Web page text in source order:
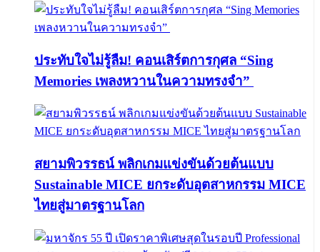
ประทับใจไม่รู้ลืม! คอนเสิร์ตการกุศล “Sing
Memories เพลงหวานในความทรงจำ”
สยามพิวรรธน์ พลิกเกมแข่งขันด้วยต้นแบบ
Sustainable MICE ยกระดับอุตสาหกรรม MICE
ไทยสู่มาตรฐานโลก